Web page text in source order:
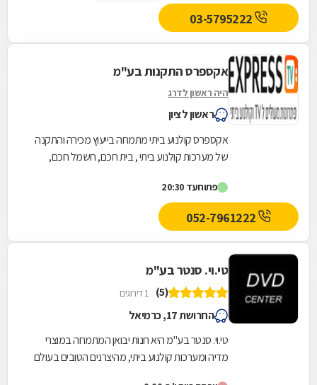
03-5795222
אקספרס התקנות בע"מ
היה ראשון לדרג
ראשון לציון
אקספרס קולנוע ביתי מתמחה בייעוץ מכירה והתקנה
של מערכות קולנוע ביתי , בית חכם, חשמל חכם,
פתוחעד 20:30
טי.וי. סנטר בע"מ
(5) 1 דירוגים
החרושת 17, כרמיאל
טי.וי. סנטר בע"מ היא חנות יבואן המתמחה במוצרי
מדיה ומערכות קולנוע ביתי, מהיצרנים הטובים בעולם